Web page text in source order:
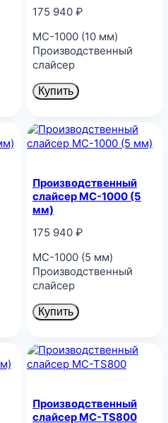
175 940 ₽
MC-1000 (10 мм)
Производственный
слайсер
Купить
Производственный
слайсер MC-1000 (5
мм)
175 940 ₽
MC-1000 (5 мм)
Производственный
слайсер
Купить
Производственный
слайсер MC-TS800